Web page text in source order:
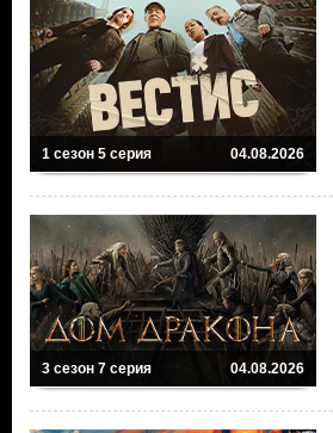
1 сезон 5 серия 04.08.2026
3 сезон 7 серия 04.08.2026